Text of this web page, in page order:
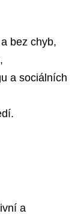
bez chyb,
a sociálních
a